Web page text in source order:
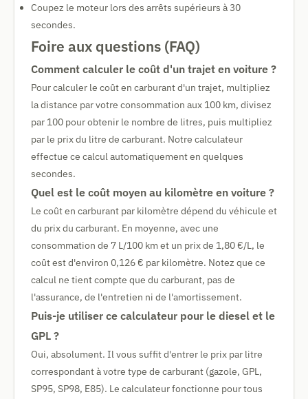
Coupez le moteur lors des arrêts supérieurs à 30
secondes.
Foire aux questions (FAQ)
Comment calculer le coût d'un trajet en voiture ?
Pour calculer le coût en carburant d'un trajet, multipliez
la distance par votre consommation aux 100 km, divisez
par 100 pour obtenir le nombre de litres, puis multipliez
par le prix du litre de carburant. Notre calculateur
effectue ce calcul automatiquement en quelques
secondes.
Quel est le coût moyen au kilomètre en voiture ?
Le coût en carburant par kilomètre dépend du véhicule et
du prix du carburant. En moyenne, avec une
consommation de 7 L/100 km et un prix de 1,80 €/L, le
coût est d'environ 0,126 € par kilomètre. Notez que ce
calcul ne tient compte que du carburant, pas de
l'assurance, de l'entretien ni de l'amortissement.
Puis-je utiliser ce calculateur pour le diesel et le
GPL ?
Oui, absolument. Il vous suffit d'entrer le prix par litre
correspondant à votre type de carburant (gazole, GPL,
SP95, SP98, E85). Le calculateur fonctionne pour tous